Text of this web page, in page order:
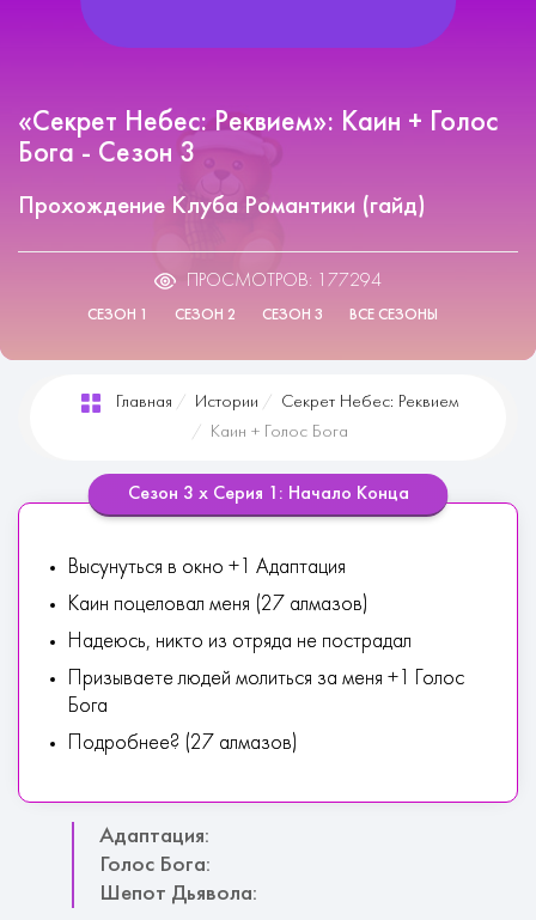
«Секрет Небес: Реквием»: Каин + Голос
Бога - Сезон 3
Прохождение Клуба Романтики (гайд)
ПРОСМОТРОВ: 177294
СЕЗОН 1 СЕЗОН 2 СЕЗОН 3 ВСЕ СЕЗОНЫ
Главная Истории
Секрет Небес: Реквием
Каин + Голос Бога
Сезон 3 х Серия 1: Начало Конца
Высунуться в окно +1 Адаптация
Каин поцеловал меня (27 алмазов)
Надеюсь, никто из отряда не пострадал
Призываете людей молиться за меня +1 Голос
Бога
Подробнее? (27 алмазов)
Адаптация:
Голос Бога:
Шепот Дьявола: